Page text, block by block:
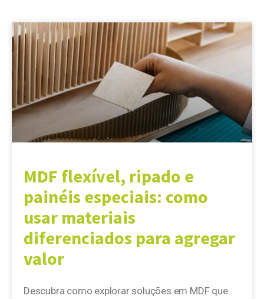
MDF flexível, ripado e
painéis especiais: como
usar materiais
diferenciados para agregar
valor
Descubra como explorar soluções em MDF que